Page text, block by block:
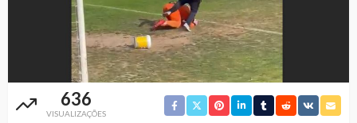
636
VISUALIZAÇÕES